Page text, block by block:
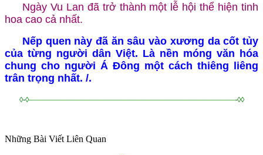
Ngày Vu Lan đã trở thành một lễ hội thể hiện tinh
hoa cao cả nhất.
Nếp quen này đã ăn sâu vào xương da cốt tủy
của từng người dân Việt. Là nền móng văn hóa
chung cho người Á Đông một cách thiêng liêng
trân trọng nhất. /.
◊-◊———————————————————————————-◊◊
Những Bài Viết Liên Quan